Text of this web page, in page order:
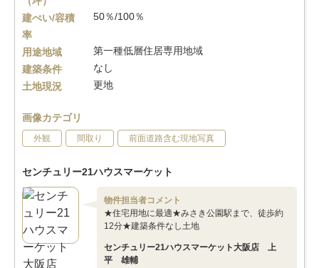
建ぺい/容積
率
50％/100％
用途地域
第一種低層住居専用地域
建築条件
なし
土地現況
更地
画像カテゴリ
外観 間取り 前面道路含む現地写真
センチュリー21ハウスマーケット
物件担当者コメント
★住宅用地に最適★みさき公園駅まで、徒歩約
12分★建築条件なし土地
センチュリー21ハウスマーケット大阪店 上
平 雄輔